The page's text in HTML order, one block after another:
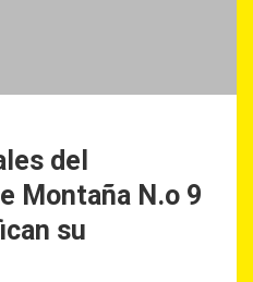
del
Montaña N.o 9
su